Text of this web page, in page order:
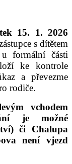
15. 1. 2026
s dítětem
formální části
ke kontrole
a převezme
rodiče.
vchodem
je možné
či Chalupa
není vjezd